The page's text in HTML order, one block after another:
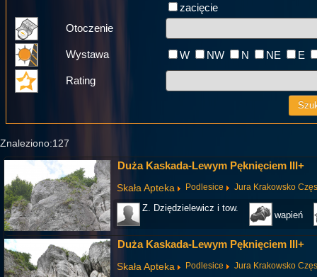
zacięcie
Otoczenie
Wystawa W NW N NE E
Rating
Znaleziono:127
Duża Kaskada-Lewym Pęknięciem III+
Skała Apteka Podlesice Jura Krakowsko
Z. Dziędzielewicz i tow.
wapień
Duża Kaskada-Lewym Pęknięciem III+
Skała Apteka Podlesice Jura Krakowsko